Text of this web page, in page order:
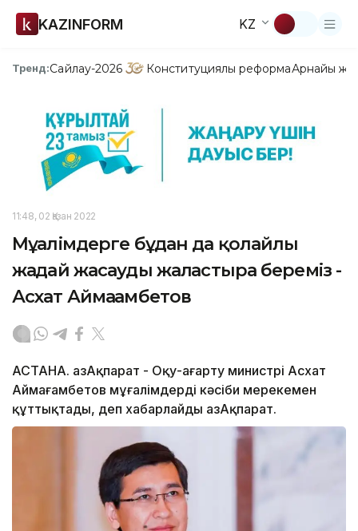
KAZINFORM KZ
Тренд:Сайлау-2026 Конституциялық реформаАрнайы
11:48, 02 Қазан 2022
Мұғалімдерге бұдан да қолайлы
жағдай жасауды жалғастыра береміз -
Асхат Аймағамбетов
АСТАНА. ҚазАқпарат - Оқу-ағарту министрі Асхат
Аймағамбетов мұғалімдерді кәсіби мерекемен
құттықтады, деп хабарлайды ҚазАқпарат.